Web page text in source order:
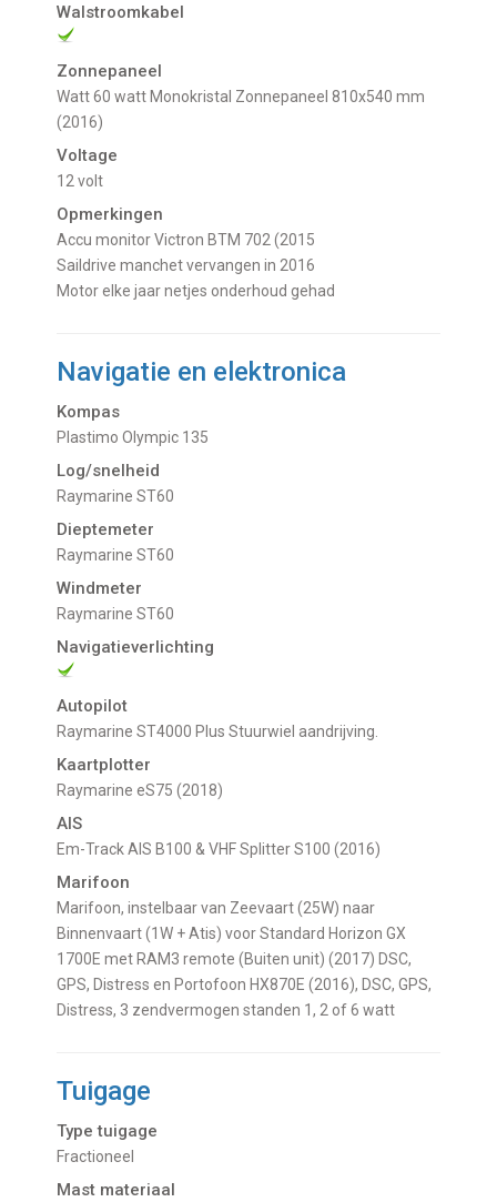
Walstroomkabel
Zonnepaneel
Watt 60 watt Monokristal Zonnepaneel 810x540 mm
(2016)
Voltage
12 volt
Opmerkingen
Accu monitor Victron BTM 702 (2015
Saildrive manchet vervangen in 2016
Motor elke jaar netjes onderhoud gehad
Navigatie en elektronica
Kompas
Plastimo Olympic 135
Log/snelheid
Raymarine ST60
Dieptemeter
Raymarine ST60
Windmeter
Raymarine ST60
Navigatieverlichting
Autopilot
Raymarine ST4000 Plus Stuurwiel aandrijving.
Kaartplotter
Raymarine eS75 (2018)
AIS
Em-Track AIS B100 & VHF Splitter S100 (2016)
Marifoon
Marifoon, instelbaar van Zeevaart (25W) naar
Binnenvaart (1W + Atis) voor Standard Horizon GX
1700E met RAM3 remote (Buiten unit) (2017) DSC,
GPS, Distress en Portofoon HX870E (2016), DSC, GPS,
Distress, 3 zendvermogen standen 1, 2 of 6 watt
Tuigage
Type tuigage
Fractioneel
Mast materiaal